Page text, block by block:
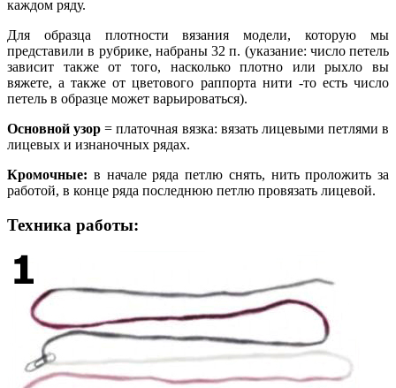
каждом ряду.
Для образца плотности вязания модели, которую мы
представили в рубрике, набраны 32 п. (указание: число петель
зависит также от того, насколько плотно или рыхло вы
вяжете, а также от цветового раппорта нити -то есть число
петель в образце может варьироваться).
Основной узор = платочная вязка: вязать лицевыми петлями в
лицевых и изнаночных рядах.
Кромочные: в начале ряда петлю снять, нить проложить за
работой, в конце ряда последнюю петлю провязать лицевой.
Техника работы: